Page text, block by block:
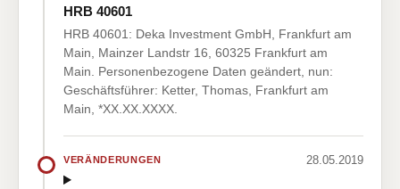
HRB 40601
HRB 40601: Deka Investment GmbH, Frankfurt am
Main, Mainzer Landstr 16, 60325 Frankfurt am
Main. Personenbezogene Daten geändert, nun:
Geschäftsführer: Ketter, Thomas, Frankfurt am
Main, *XX.XX.XXXX.
VERÄNDERUNGEN 28.05.2019